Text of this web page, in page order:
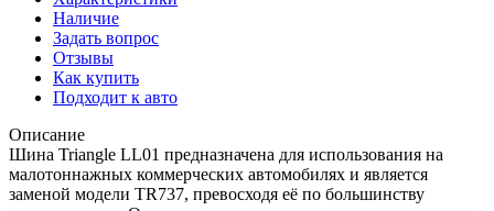
Наличие
Задать вопрос
Отзывы
Как купить
Подходит к авто
Описание
Шина Triangle LL01 предназначена для использования на
малотоннажных коммерческих автомобилях и является
заменой модели TR737, превосходя её по большинству